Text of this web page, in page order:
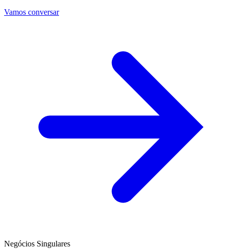
Vamos conversar
Negócios Singulares